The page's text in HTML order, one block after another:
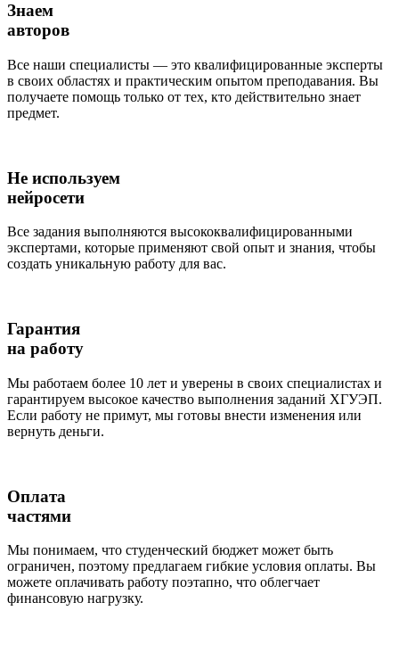
Знаем
авторов
Все наши специалисты — это квалифицированные эксперты
в своих областях и практическим опытом преподавания. Вы
получаете помощь только от тех, кто действительно знает
предмет.
Не используем
нейросети
Все задания выполняются высококвалифицированными
экспертами, которые применяют свой опыт и знания, чтобы
создать уникальную работу для вас.
Гарантия
на работу
Мы работаем более 10 лет и уверены в своих специалистах и
гарантируем высокое качество выполнения заданий ХГУЭП.
Если работу не примут, мы готовы внести изменения или
вернуть деньги.
Оплата
частями
Мы понимаем, что студенческий бюджет может быть
ограничен, поэтому предлагаем гибкие условия оплаты. Вы
можете оплачивать работу поэтапно, что облегчает
финансовую нагрузку.